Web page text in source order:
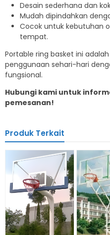
Desain sederhana dan
Mudah dipindahkan
Cocok untuk kebutuhan
tempat.
Portable ring basket ini
penggunaan sehari-hari
fungsional.
Hubungi kami untuk
pemesanan!
Produk Terkait